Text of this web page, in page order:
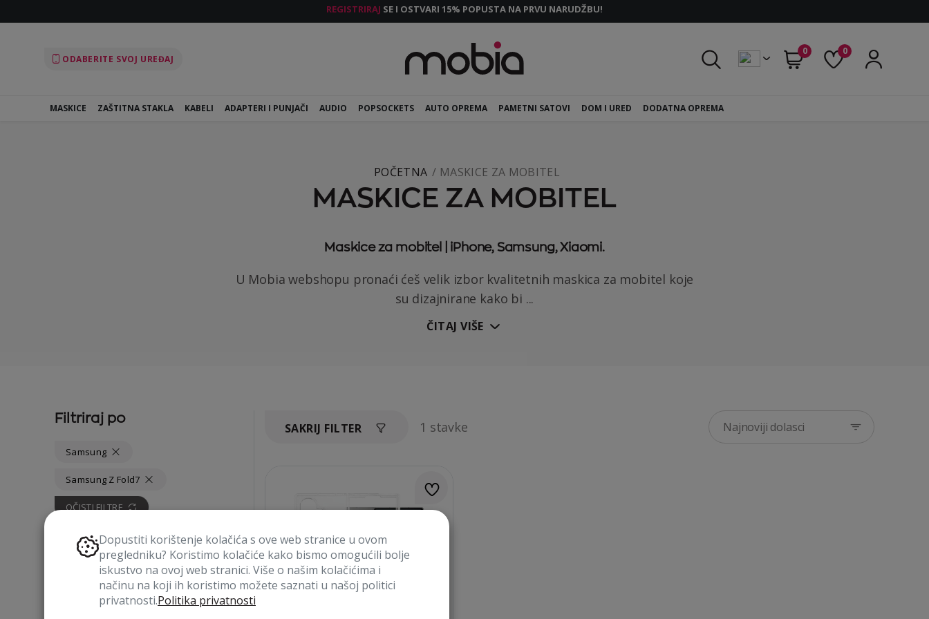
REGISTRIRAJ SE I OSTVARI 15% POPUSTA NA PRVU NARUDŽBU!
ODABERITE SVOJ UREĐAJ
0 0
MASKICE ZAŠTITNA STAKLA KABELI ADAPTERI I PUNJAČI AUDIO POPSOCKETS AUTO OPREMA PAMETNI SATOVI DOM I URED DODATNA OPREMA
POČETNA MASKICE ZA MOBITEL
MASKICE ZA MOBITEL
Maskice za mobitel | iPhone, Samsung, Xiaomi.
U Mobia webshopu pronaći ćeš velik izbor kvalitetnih maskica za mobitel koje
su dizajnirane kako bi ...
ČITAJ VIŠE
Filtriraj po
Samsung
Samsung Z Fold7
OČISTI FILTRE
ODABERI UREĐAJ
SAKRIJ FILTER 1 stavke Najnoviji dolasci
Dopustiti korištenje kolačića s ove web stranice u ovom
pregledniku? Koristimo kolačiće kako bismo omogućili bolje
iskustvo na ovoj web stranici. Više o našim kolačićima i
načinu na koji ih koristimo možete saznati u našoj politici
privatnosti.Politika privatnosti